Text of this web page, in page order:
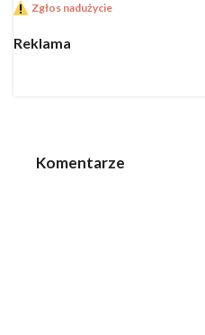
Zgłos nadużycie
Reklama
Komentarze